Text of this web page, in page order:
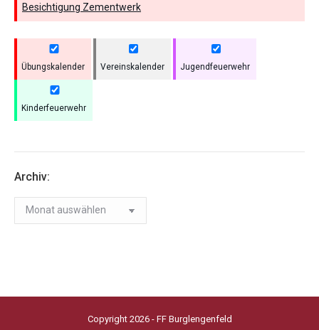
Besichtigung Zementwerk
Übungskalender Vereinskalender Jugendfeuerwehr
Kinderfeuerwehr
Archiv:
Archiv:
Copyright 2026 - FF Burglengenfeld